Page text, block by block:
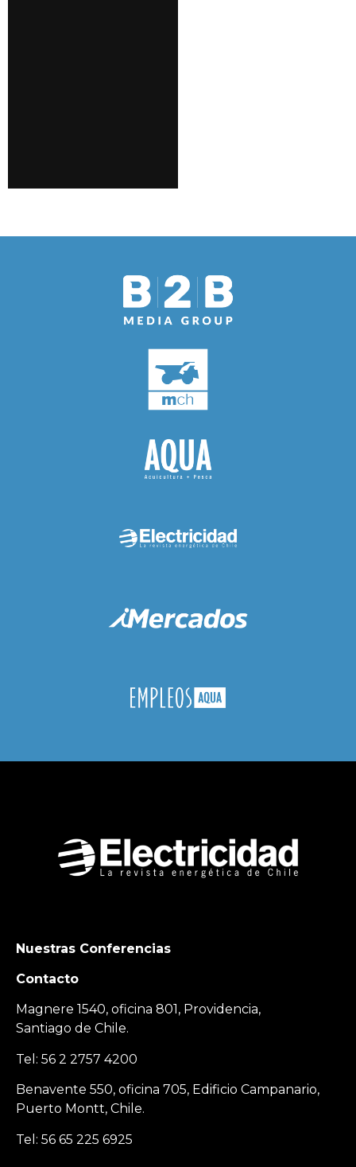
Nuestras Conferencias
Contacto
Magnere 1540, oficina 801, Providencia,
Santiago de Chile.
Tel: 56 2 2757 4200
Benavente 550, oficina 705, Edificio Campanario,
Puerto Montt, Chile.
Tel: 56 65 225 6925